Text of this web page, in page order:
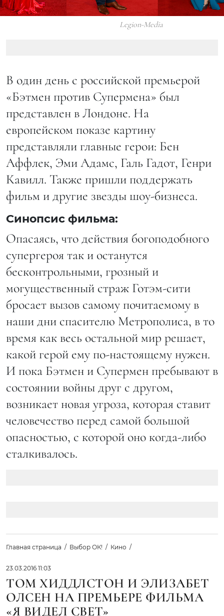
Legion-Media
В один день с российской премьерой
«Бэтмен против Супермена» был
представлен в Лондоне. На
европейском показе картину
представляли главные герои: Бен
Аффлек, Эми Адамс, Галь Гадот, Генри
Кавилл. Также пришли поддержать
фильм и другие звезды шоу-бизнеса.
Синопсис фильма:
Опасаясь, что действия богоподобного
супергероя так и останутся
бесконтрольными, грозный и
могущественный страж Готэм-сити
бросает вызов самому почитаемому в
наши дни спасителю Метрополиса, в то
время как весь остальной мир решает,
какой герой ему по-настоящему нужен.
И пока Бэтмен и Супермен пребывают в
состоянии войны друг с другом,
возникает новая угроза, которая ставит
человечество перед самой большой
опасностью, с которой оно когда-либо
сталкивалось.
Главная страница Выбор ОК! Кино
23.03.2016 11:03
ТОМ ХИДДЛСТОН И ЭЛИЗАБЕТ
ОЛСЕН НА ПРЕМЬЕРЕ ФИЛЬМА
«Я ВИДЕЛ СВЕТ»